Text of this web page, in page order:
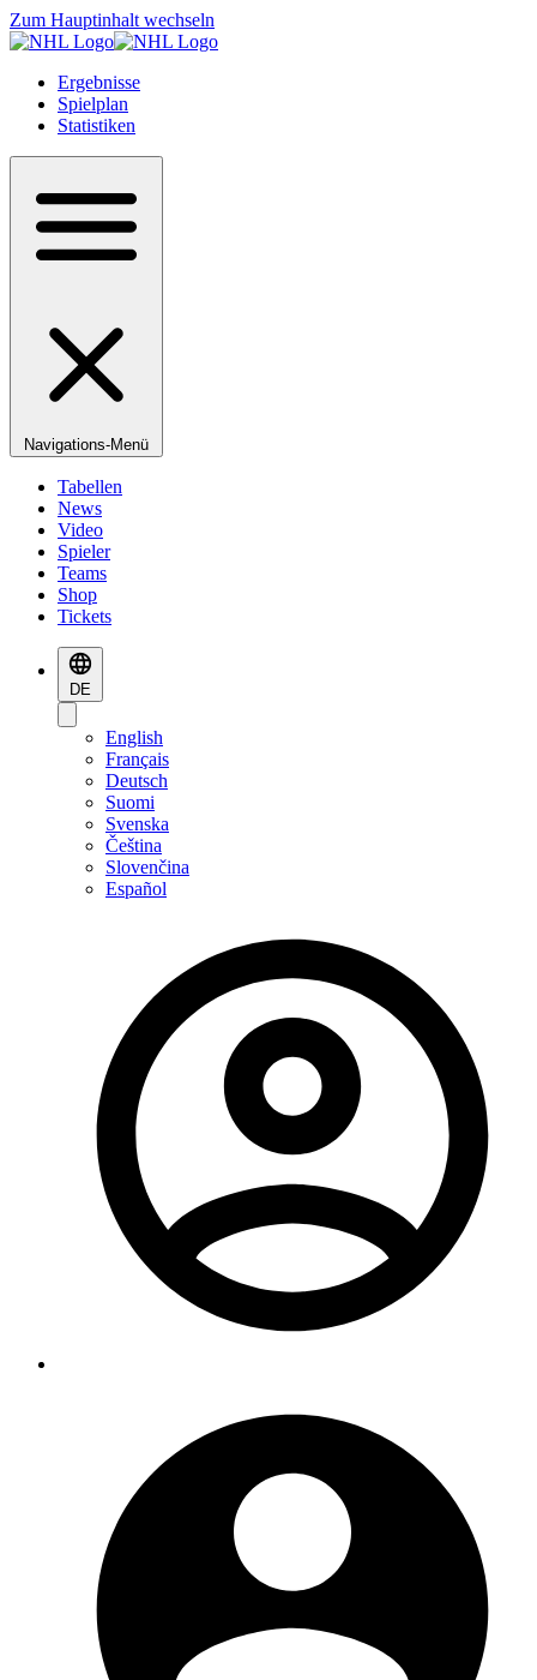
Zum Hauptinhalt wechseln
Ergebnisse
Spielplan
Statistiken
Navigations-Menü
Tabellen
News
Video
Spieler
Teams
Shop
Tickets
DE
English
Français
Deutsch
Suomi
Svenska
Čeština
Slovenčina
Español